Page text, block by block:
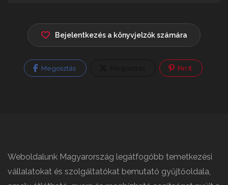
Bejelentkezés a könyvjelzők számára
Megosztás Pin It
Weboldalunk Magyarország legátfogóbb temetkezési
vállalatokat és szolgáltatókat bemutató gyűjtőoldala,